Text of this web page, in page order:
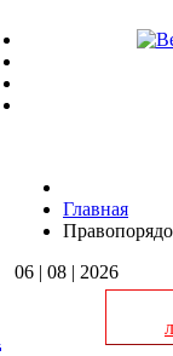
Главная
06 | 08 | 2026